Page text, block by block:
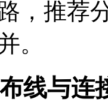
，推荐
。
线与连